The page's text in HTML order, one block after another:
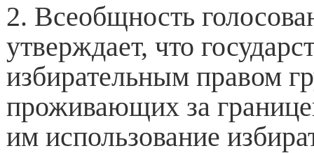
2. Всеобщность
утверждает, что
избирательным правом
проживающих за
им использование